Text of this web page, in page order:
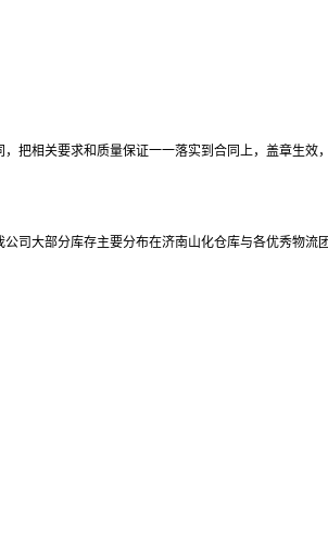
把相关要求和质量保证一一落实到合同上，盖章生效
司大部分库存主要分布在济南山化仓库与各优秀物流